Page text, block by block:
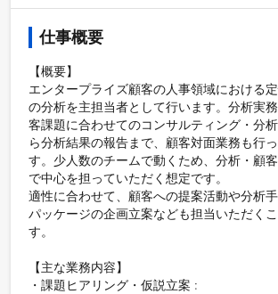
仕事概要
【概要】
エンタープライズ顧客の人事領域における
の分析を主担当者として行います。分析実
客課題に合わせてのコンサルティング・分
ら分析結果の報告まで、顧客対面業務も行
す。少人数のチームで動くため、分析・顧
で中心を担っていただく想定です。
適性に合わせて、顧客への提案活動や分析
パッケージの企画立案なども担当いただく
す。
【主な業務内容】
・課題ヒアリング・仮説立案 :